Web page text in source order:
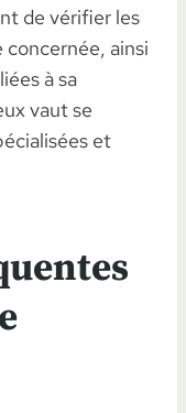
de vérifier les
concernée, ainsi
à sa
vaut se
et